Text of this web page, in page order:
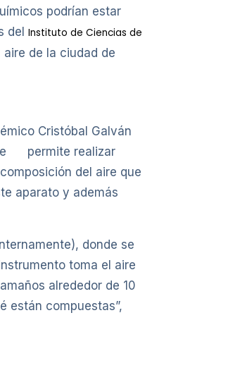
podrían estar
del Instituto de Ciencias de
de la ciudad de
Cristóbal Galván
permite realizar
del aire que
aparato y además
donde se
toma el aire
alrededor de 10
están compuestas”,